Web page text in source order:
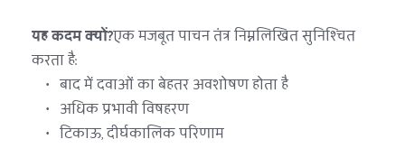
यह कदम क्यों?एक मजबूत पाचन तंत्र निम्नलिखित सुनिश्चित
करता है:
बाद में दवाओं का बेहतर अवशोषण होता है
अधिक प्रभावी विषहरण
टिकाऊ, दीर्घकालिक परिणाम